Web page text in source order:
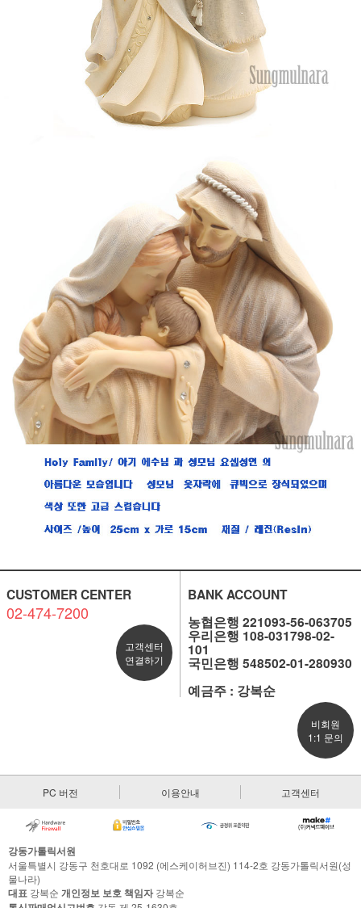
CUSTOMER CENTER
02-474-7200
고객센터
연결하기
BANK ACCOUNT
농협은행 221093-56-063705
우리은행 108-031798-02-
101
국민은행 548502-01-280930
예금주 : 강복순
비회원
1:1 문의
PC 버전 이용안내 고객센터
강동가톨릭서원
서울특별시 강동구 천호대로 1092 (에스케이허브진) 114-2호 강동가톨릭서원(성
물나라)
대표 강복순 개인정보 보호 책임자강복순